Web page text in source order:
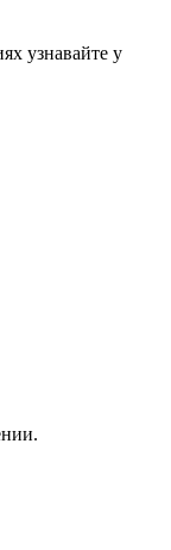
узнавайте у